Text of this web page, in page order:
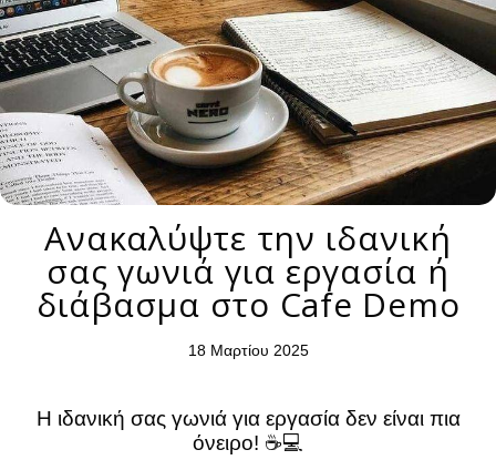
Ανακαλύψτε την ιδανική
σας γωνιά για εργασία ή
διάβασμα στο Cafe Demo
18 Μαρτίου 2025
Η ιδανική σας γωνιά για εργασία δεν είναι πια
όνειρο! ☕️💻